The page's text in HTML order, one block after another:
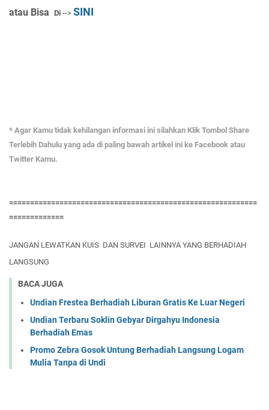
atau Bisa Di --> SINI
* Agar Kamu tidak kehilangan informasi ini silahkan Klik Tombol Share
Terlebih Dahulu yang ada di paling bawah artikel ini ke Facebook atau
Twitter Kamu.
===========================================================
=============
JANGAN LEWATKAN KUIS DAN SURVEI LAINNYA YANG BERHADIAH
LANGSUNG
BACA JUGA
Undian Frestea Berhadiah Liburan Gratis Ke Luar Negeri
Undian Terbaru Soklin Gebyar Dirgahyu Indonesia
Berhadiah Emas
Promo Zebra Gosok Untung Berhadiah Langsung Logam
Mulia Tanpa di Undi